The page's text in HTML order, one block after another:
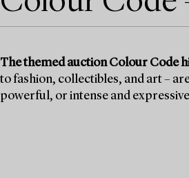
The themed auction Colour Code
to fashion, collectibles, and art –
powerful, or intense and